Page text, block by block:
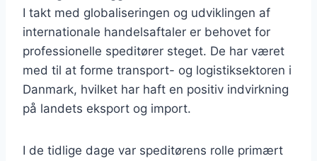
I takt med globaliseringen og udviklingen af
internationale handelsaftaler er behovet for
professionelle speditører steget. De har været
med til at forme transport- og logistiksektoren i
Danmark, hvilket har haft en positiv indvirkning
på landets eksport og import.
I de tidlige dage var speditørens rolle primært